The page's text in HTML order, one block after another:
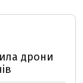
дрони